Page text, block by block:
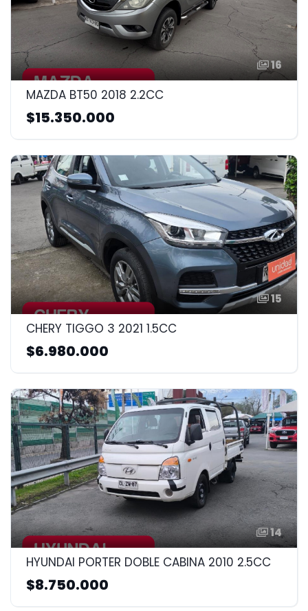
16
MAZDA BT50 2018 2.2CC
$15.350.000
15
CHERY TIGGO 3 2021 1.5CC
$6.980.000
14
HYUNDAI PORTER DOBLE CABINA 2010 2.5CC
$8.750.000